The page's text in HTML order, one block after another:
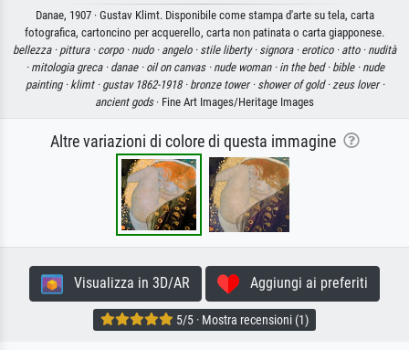
Danae, 1907 · Gustav Klimt. Disponibile come stampa d'arte su tela, carta
fotografica, cartoncino per acquerello, carta non patinata o carta giapponese.
bellezza · pittura · corpo · nudo · angelo · stile liberty · signora · erotico · atto · nudità
· mitologia greca · danae · oil on canvas · nude woman · in the bed · bible · nude
painting · klimt · gustav 1862-1918 · bronze tower · shower of gold · zeus lover ·
ancient gods· Fine Art Images/Heritage Images
Altre variazioni di colore di questa immagine
Visualizza in 3D/AR Aggiungi ai preferiti
5/5 · Mostra recensioni (1)